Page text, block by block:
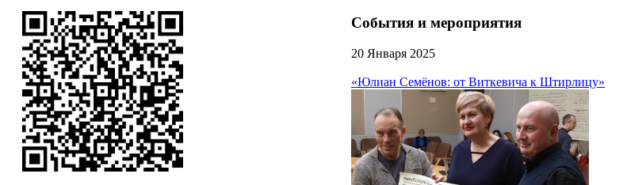
События и мероприятия
20 Января 2025
«Юлиан Семёнов: от Виткевича к Штирлицу»